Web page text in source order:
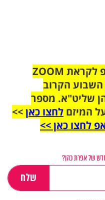
הצטרפו לקבוצת הוואטסאפ לקראת ZOOM
הקרוב
שליט"א. מספר
המיזם לחצו כאן>>
לחצו כאן >>
של אפרת כהן?